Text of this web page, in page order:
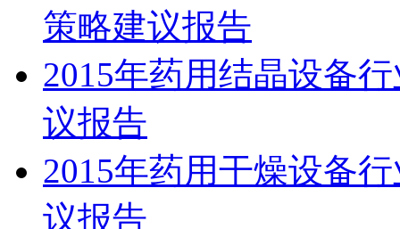
策略建议报告
2015年药用结晶设备
议报告
2015年药用干燥设备
议报告